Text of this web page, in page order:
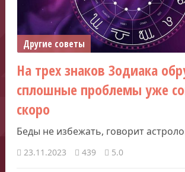
Другие советы
На трех знаков Зодиака
сплошные проблемы уже
скоро
Беды не избежать, говорит
23.11.2023 439 5.0